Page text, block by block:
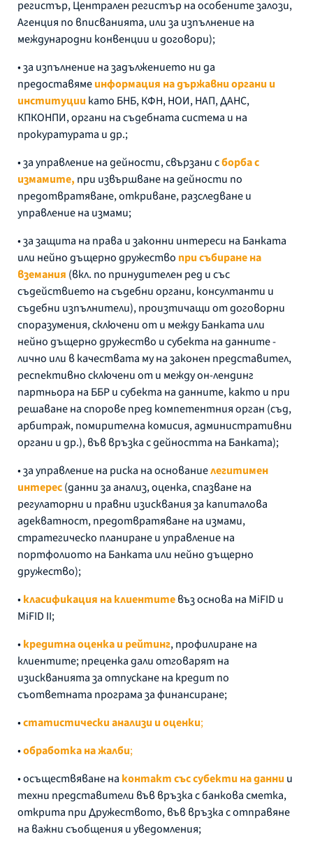
регистър, Централен регистър на особените залози,
Агенция по вписванията, или за изпълнение на
международни конвенции и договори);
• за изпълнение на задължението ни да
предоставямеинформация на държавни органи и
институции като БНБ, КФН, НОИ, НАП, ДАНС,
КПКОНПИ, органи на съдебната система и на
прокуратурата и др.;
• за управление на дейности, свързани сборба с
измамите, при извършване на дейности по
предотвратяване, откриване, разследване и
управление на измами;
• за защита на права и законни интереси на Банката
или нейно дъщерно дружество при събиране на
вземания (вкл. по принудителен ред и със
съдействието на съдебни органи, консултанти и
съдебни изпълнители), произтичащи от договорни
споразумения, сключени от и между Банката или
нейно дъщерно дружество и субекта на данните -
лично или в качествата му на законен представител,
респективно сключени от и между он-лендинг
партньора на ББР и субекта на данните, както и при
решаване на спорове пред компетентния орган (съд,
арбитраж, помирителна комисия, административни
органи и др.), във връзка с дейността на Банката);
• за управление на риска на основаниелегитимен
интерес(данни за анализ, оценка, спазване на
регулаторни и правни изисквания за капиталова
адекватност, предотвратяване на измами,
стратегическо планиране и управление на
портфолиото на Банката или нейно дъщерно
дружество);
•класификация на клиентитевъз основа на MiFID и
MiFID II;
•кредитна оценка и рейтинг, профилиране на
клиентите; преценка дали отговарят на
изискванията за отпускане на кредит по
съответната програма за финансиране;
•статистически анализи и оценки;
•обработка на жалби;
• осъществяване на контакт със субекти на данни и
техни представители във връзка с банкова сметка,
открита при Дружеството, във връзка с отправяне
на важни съобщения и уведомления;